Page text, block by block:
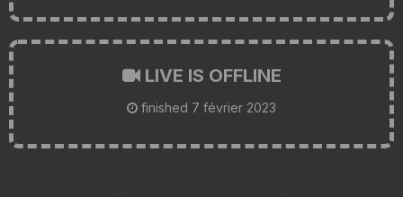
LIVE IS OFFLINE
finished 7 février 2023